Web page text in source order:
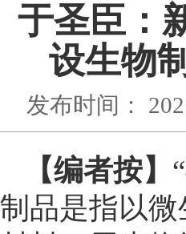
于圣臣：
设生物
发布时间：
【编者按】
制品是指以